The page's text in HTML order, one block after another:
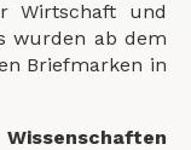
Wirtschaft und
wurden ab dem
Briefmarken in